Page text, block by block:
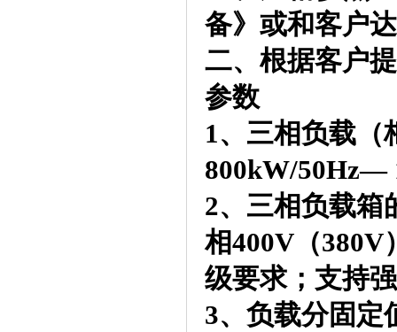
备》或和客户
二、根据客户
参数
1、三相负载
800kW/50Hz—
2、三相负载箱
相400V（380V
级要求；支持
3、负载分固定